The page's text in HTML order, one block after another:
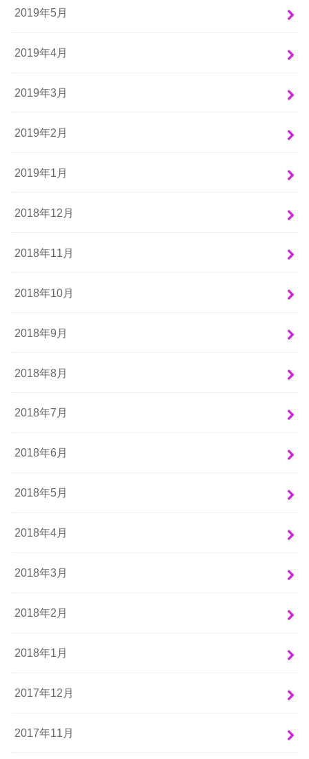
2019年5月
2019年4月
2019年3月
2019年2月
2019年1月
2018年12月
2018年11月
2018年10月
2018年9月
2018年8月
2018年7月
2018年6月
2018年5月
2018年4月
2018年3月
2018年2月
2018年1月
2017年12月
2017年11月